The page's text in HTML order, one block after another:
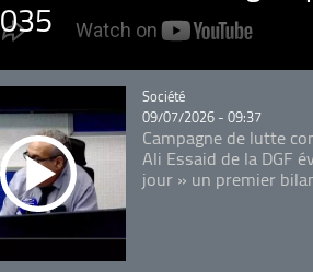
Catégorie
Société
09/07/2026 - 09:37
Campagne de lutte
Ali Essaid de la DGF
jour » un premier